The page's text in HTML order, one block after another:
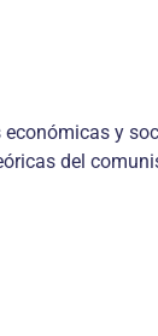
y
del